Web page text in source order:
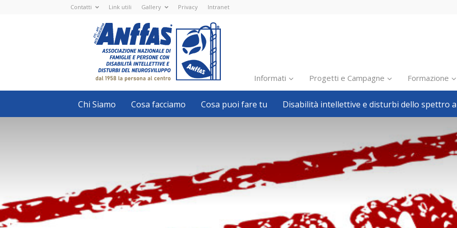
Contatti Link utili Gallery Privacy Intranet
Nazionale
ETS
-
APS
Associazione
Nazionale
di
Famiglie
e
con
disabilità
intellettive
Informati
Inclusione scolastica
Inclusione lavorativa
Politiche sociali
Sport
Pillole
Avvisi, bandi
Ricerca e Scienza
Welfare locale
Progetti e Campagne Formazione
Chi Siamo Cosa facciamo Cosa puoi fare tu Disabilità intellettive e disturbi dello spettro